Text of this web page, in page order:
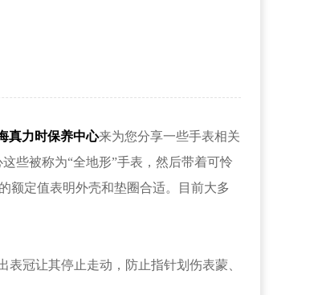
真力时保养中心来为您分享一些手表相关
些被称为“全地形”手表，然后带着可怜
额定值表明外壳和垫圈合适。目前大多
冠让其停止走动，防止指针划伤表蒙、